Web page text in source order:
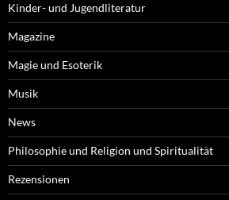
Kinder- und Jugendliteratur
Magazine
Magie und Esoterik
Musik
News
Philosophie und Religion und Spiritualität
Rezensionen